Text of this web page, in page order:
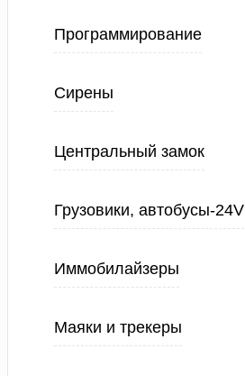
Программирование
Сирены
Центральный замок
Грузовики, автобусы-24V
Иммобилайзеры
Маяки и трекеры